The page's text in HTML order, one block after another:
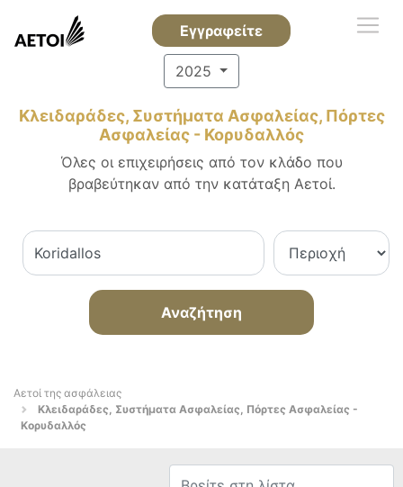
Εγγραφείτε
2025
Κλειδαράδες, Συστήματα Ασφαλείας, Πόρτες
Ασφαλείας - Κορυδαλλός
Όλες οι επιχειρήσεις από τον κλάδο που
βραβεύτηκαν από την κατάταξη Αετοί.
Αναζήτηση
Αετοί της ασφάλειας
Κλειδαράδες, Συστήματα Ασφαλείας, Πόρτες Ασφαλείας -
Κορυδαλλός